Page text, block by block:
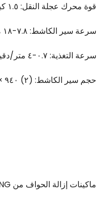
قوة محرك عجلة النقل: ١.٥ كيلو واط*٣
سرعة سير الكاشط: ٧.٨-١٨ متر/ثانية
سرعة التغذية: ٠.٧-٤ متر/دقيقة
حجم سير الكاشط: (٢) ٩٤٠ × ٥٠ مم